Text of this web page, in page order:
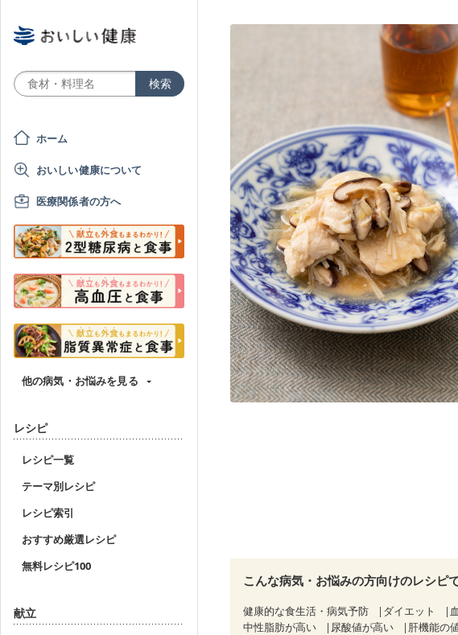
ホーム
おいしい健康について
医療関係者の方へ
他の病気・お悩みを見る
レシピ
レシピ一覧
テーマ別レシピ
レシピ索引
おすすめ厳選レシピ
無料レシピ100
献立
こんな病気・お悩みの方向けのレシピ
健康的な食生活・病気予防 ダイエット
中性脂肪が高い
尿酸値が高い 肝機能の